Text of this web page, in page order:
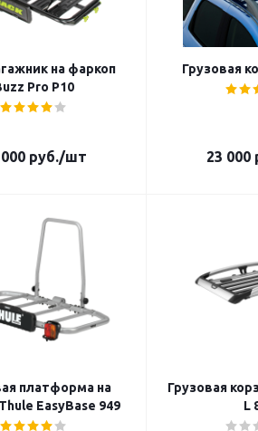
на фаркоп
Pro P10
руб./шт
Грузовая
23 000
платформа на
EasyBase 949
Грузовая
L